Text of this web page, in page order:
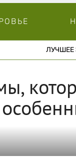
ЛУЧШЕЕ